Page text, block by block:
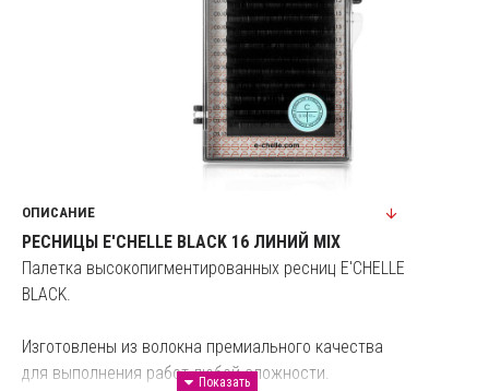
ОПИСАНИЕ
РЕСНИЦЫ E'CHELLE BLACK 16 ЛИНИЙ MIX
Палетка высокопигментированных ресниц E'CHELLE
BLACK.
Изготовлены из волокна премиального качества
для выполнения работ любой сложности.